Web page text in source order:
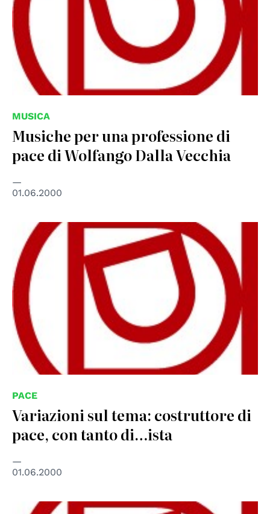
MUSICA
Musiche per una professione di
pace di Wolfango Dalla Vecchia
01.06.2000
PACE
Variazioni sul tema: costruttore di
pace, con tanto di…ista
01.06.2000